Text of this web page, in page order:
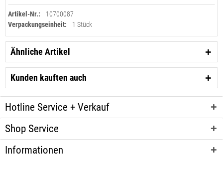
Artikel-Nr.:
10700087
Verpackungseinheit:
1 Stück
Ähnliche Artikel
Kunden kauften auch
Hotline Service + Verkauf
Shop Service
Informationen